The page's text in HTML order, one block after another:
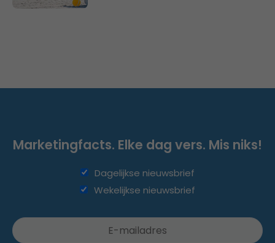
Marketingfacts. Elke dag vers. Mis niks!
Dagelijkse nieuwsbrief
Wekelijkse nieuwsbrief